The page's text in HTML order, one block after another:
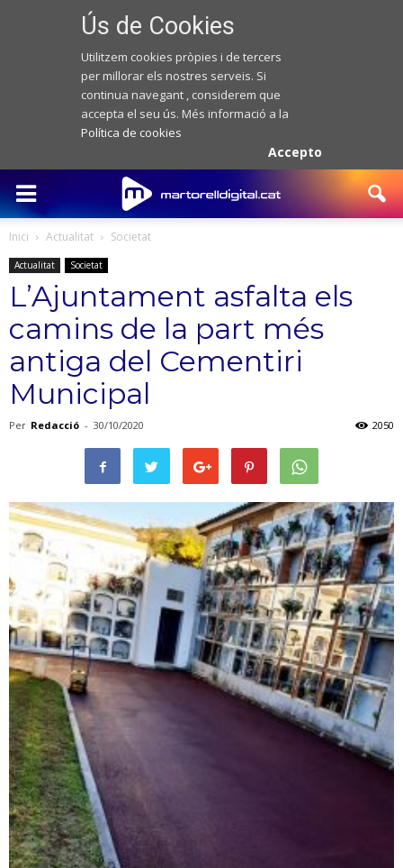
Ús de Cookies
Utilitzem cookies pròpies i de tercers
per millorar els nostres serveis. Si
continua navegant , considerem que
accepta el seu ús. Més informació a la
Política de cookies
Accepto
Inici Actualitat Societat
Actualitat Societat
L’Ajuntament asfalta els
camins de la part més
antiga del Cementiri
Municipal
Per Redacció - 30/10/2020 2050